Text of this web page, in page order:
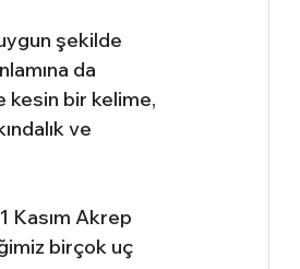
şekilde
da
kesin bir kelime,
ve
Kasım Akrep
birçok uç